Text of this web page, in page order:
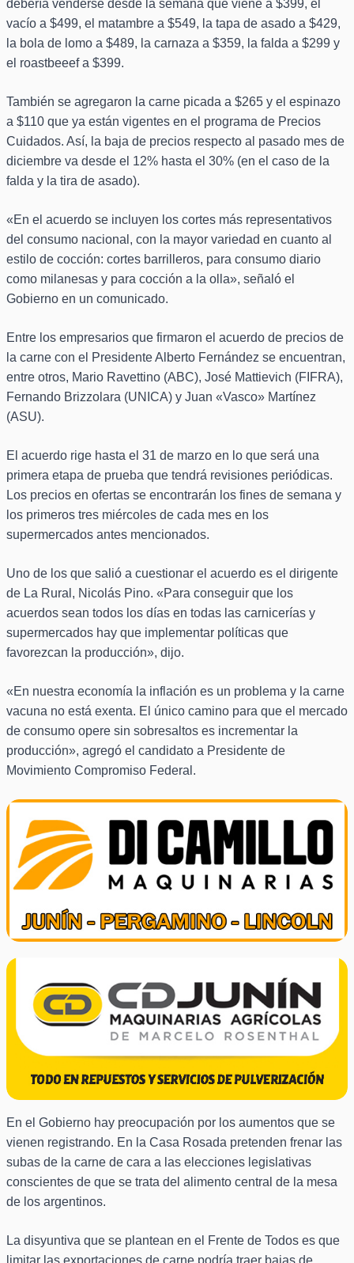
debería venderse desde la semana que viene a $399, el
vacío a $499, el matambre a $549, la tapa de asado a $429,
la bola de lomo a $489, la carnaza a $359, la falda a $299 y
el roastbeeef a $399.
También se agregaron la carne picada a $265 y el espinazo
a $110 que ya están vigentes en el programa de Precios
Cuidados. Así, la baja de precios respecto al pasado mes de
diciembre va desde el 12% hasta el 30% (en el caso de la
falda y la tira de asado).
«En el acuerdo se incluyen los cortes más representativos
del consumo nacional, con la mayor variedad en cuanto al
estilo de cocción: cortes barrilleros, para consumo diario
como milanesas y para cocción a la olla», señaló el
Gobierno en un comunicado.
Entre los empresarios que firmaron el acuerdo de precios de
la carne con el Presidente Alberto Fernández se encuentran,
entre otros, Mario Ravettino (ABC), José Mattievich (FIFRA),
Fernando Brizzolara (UNICA) y Juan «Vasco» Martínez
(ASU).
El acuerdo rige hasta el 31 de marzo en lo que será una
primera etapa de prueba que tendrá revisiones periódicas.
Los precios en ofertas se encontrarán los fines de semana y
los primeros tres miércoles de cada mes en los
supermercados antes mencionados.
Uno de los que salió a cuestionar el acuerdo es el dirigente
de La Rural, Nicolás Pino. «Para conseguir que los
acuerdos sean todos los días en todas las carnicerías y
supermercados hay que implementar políticas que
favorezcan la producción», dijo.
«En nuestra economía la inflación es un problema y la carne
vacuna no está exenta. El único camino para que el mercado
de consumo opere sin sobresaltos es incrementar la
producción», agregó el candidato a Presidente de
Movimiento Compromiso Federal.
En el Gobierno hay preocupación por los aumentos que se
vienen registrando. En la Casa Rosada pretenden frenar las
subas de la carne de cara a las elecciones legislativas
conscientes de que se trata del alimento central de la mesa
de los argentinos.
La disyuntiva que se plantean en el Frente de Todos es que
limitar las exportaciones de carne podría traer bajas de